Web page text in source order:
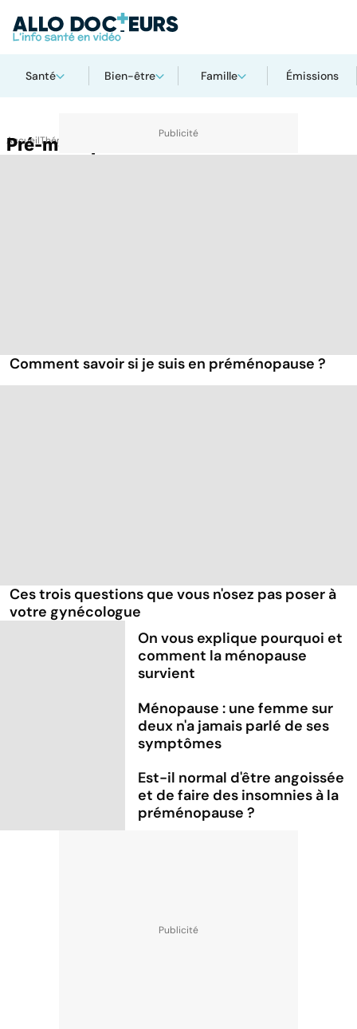
Santé Bien-être Famille Émissions
AccueilThématiques
Pré-ménopause
Comment savoir si je suis en préménopause ?
Ces trois questions que vous n'osez pas poser à
votre gynécologue
On vous explique pourquoi et
comment la ménopause
survient
Ménopause : une femme sur
deux n'a jamais parlé de ses
symptômes
Est-il normal d'être angoissée
et de faire des insomnies à la
préménopause ?